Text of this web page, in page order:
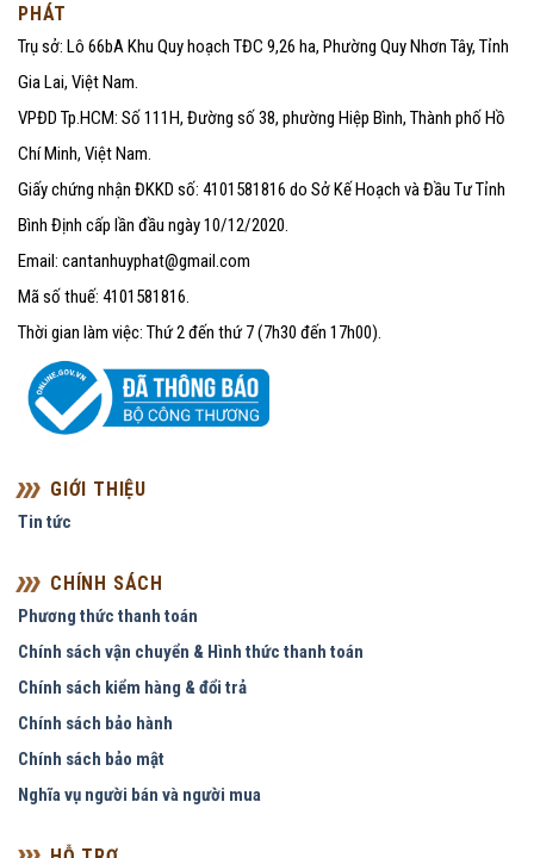
PHÁT
Trụ sở: Lô 66bA Khu Quy hoạch TĐC 9,26 ha, Phường Quy Nhơn Tây, Tỉnh
Gia Lai, Việt Nam.
VPĐD Tp.HCM: Số 111H, Đường số 38, phường Hiệp Bình, Thành phố Hồ
Chí Minh, Việt Nam.
Giấy chứng nhận ĐKKD số: 4101581816 do Sở Kế Hoạch và Đầu Tư Tỉnh
Bình Định cấp lần đầu ngày 10/12/2020.
Email: cantanhuyphat@gmail.com
Mã số thuế: 4101581816.
Thời gian làm việc: Thứ 2 đến thứ 7 (7h30 đến 17h00).
GIỚI THIỆU
Tin tức
CHÍNH SÁCH
Phương thức thanh toán
Chính sách vận chuyển & Hình thức thanh toán
Chính sách kiểm hàng & đổi trả
Chính sách bảo hành
Chính sách bảo mật
Nghĩa vụ người bán và người mua